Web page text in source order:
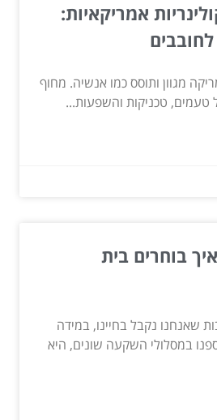
אמריקאיות:
מגוון ותוסס כמו אנשיה. מחוף
טכניקות והשפעות...
בוחרים בית
שאנחנו נקבל בחיינו, במידה
במסלולי השקעה שונים, היא